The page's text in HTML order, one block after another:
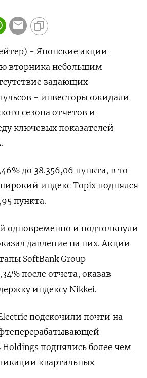
- Японские акции
вторника небольшим
задающих
- инвесторы ожидали
сезона отчетов и
ключевых показателей
до 38.356,06 пункта, в то
индекс Topix поднялся
пункта.
одновременно и подтолкнули
давление на них. Акции
SoftBank Group
после отчета, оказав
индексу Nikkei.
подскочили почти на
поднялись более чем
квартальных